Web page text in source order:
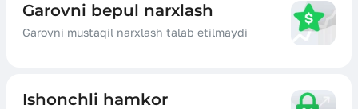
Garovni bepul narxlash
Garovni mustaqil narxlash talab etilmaydi
Ishonchli hamkor